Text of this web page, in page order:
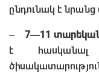
ընդունակ է
–7—11
է հասկանալ